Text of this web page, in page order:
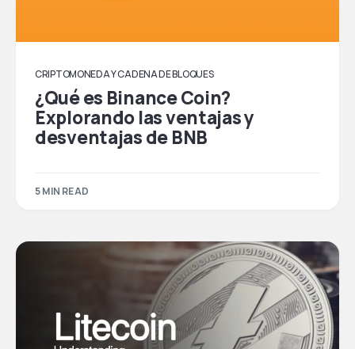
CRIPTOMONEDA Y CADENA DE BLOQUES
¿Qué es Binance Coin?
Explorando las ventajas y
desventajas de BNB
5 MIN READ